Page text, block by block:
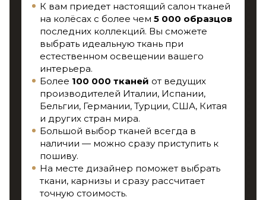
К вам приедет настоящий салон тканей
на колёсах с более чем 5 000 образцов
последних коллекций. Вы сможете
выбрать идеальную ткань при
естественном освещении вашего
интерьера.
Более 100 000 тканей от ведущих
производителей Италии, Испании,
Бельгии, Германии, Турции, США, Китая
и других стран мира.
Большой выбор тканей всегда в
наличии — можно сразу приступить к
пошиву.
На месте дизайнер поможет выбрать
ткани, карнизы и сразу рассчитает
точную стоимость.